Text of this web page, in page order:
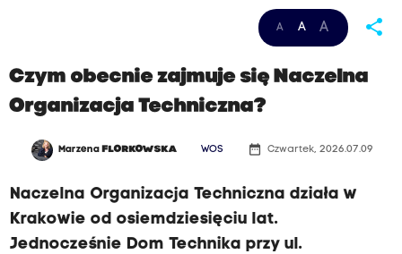
A A A share
Czym obecnie zajmuje się Naczelna
Organizacja Techniczna?
Marzena FLORKOWSKA WOS date_range Czwartek, 2026.07.09
Naczelna Organizacja Techniczna działa w
Krakowie od osiemdziesięciu lat.
Jednocześnie Dom Technika przy ul.